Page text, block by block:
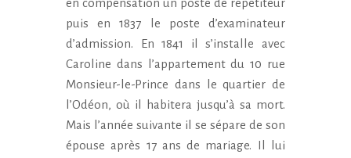
en compensation un poste de répétiteur
puis en 1837 le poste d’examinateur
d’admission. En 1841 il s’installe avec
Caroline dans l’appartement du 10 rue
Monsieur-le-Prince dans le quartier de
l’Odéon, où il habitera jusqu’à sa mort.
Mais l’année suivante il se sépare de son
épouse après 17 ans de mariage. Il lui